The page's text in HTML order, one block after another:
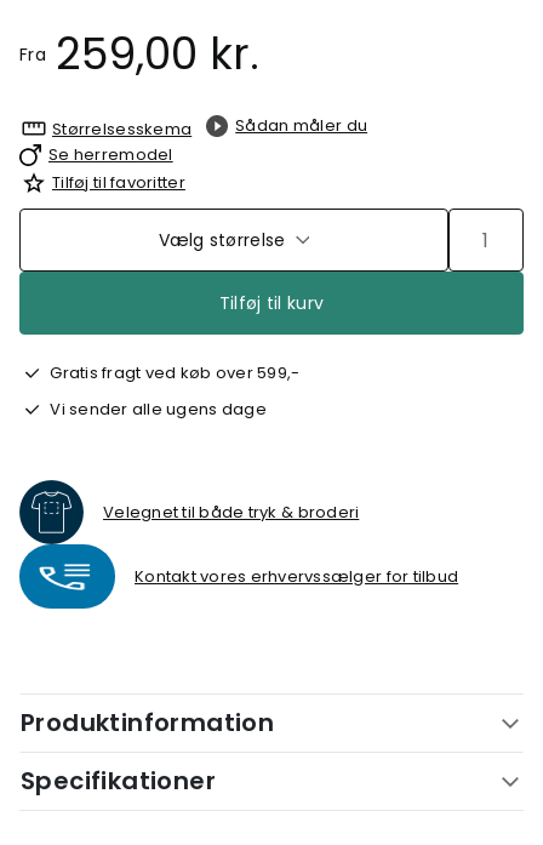
Fra 259,00 kr.
Størrelsesskema
Sådan måler du
Se herremodel
Tilføj til favoritter
Vælg størrelse
Tilføj til kurv
Gratis fragt ved køb over 599,-
Vi sender alle ugens dage
Velegnet til både tryk & broderi
Kontakt vores erhvervssælger for tilbud
Produktinformation
Specifikationer